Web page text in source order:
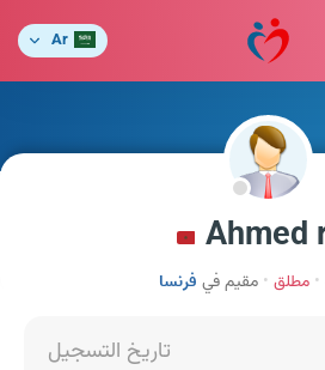
Ar
Ahmed
مطلق مقيم في فرنسا
تاريخ التسجيل